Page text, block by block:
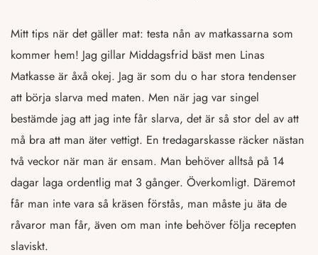
Mitt tips när det gäller mat: testa nån av matkassarna som
kommer hem! Jag gillar Middagsfrid bäst men Linas
Matkasse är åxå okej. Jag är som du o har stora tendenser
att börja slarva med maten. Men när jag var singel
bestämde jag att jag inte får slarva, det är så stor del av att
må bra att man äter vettigt. En tredagarskasse räcker nästan
två veckor när man är ensam. Man behöver alltså på 14
dagar laga ordentlig mat 3 gånger. Överkomligt. Däremot
får man inte vara så kräsen förstås, man måste ju äta de
råvaror man får, även om man inte behöver följa recepten
slaviskt.